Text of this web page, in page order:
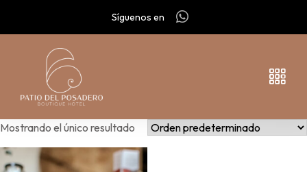
Síguenos en
Mostrando el único resultado